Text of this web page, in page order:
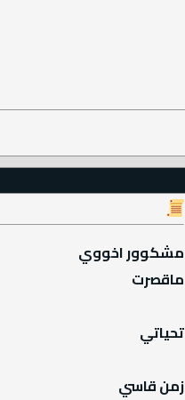
مشكوور اخووي
ماقصرت
تحياتي
زمن قاسي